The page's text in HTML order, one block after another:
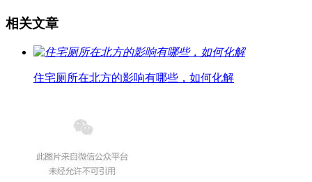
相关文章
住宅厕所在北方的影响有哪些，如何化解